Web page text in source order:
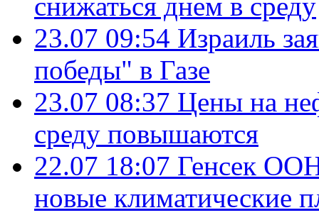
23.07 09:54 Израиль
победы" в Газе
23.07 08:37 Цены на
среду повышаются
22.07 18:07 Генсек ООН
новые климатические